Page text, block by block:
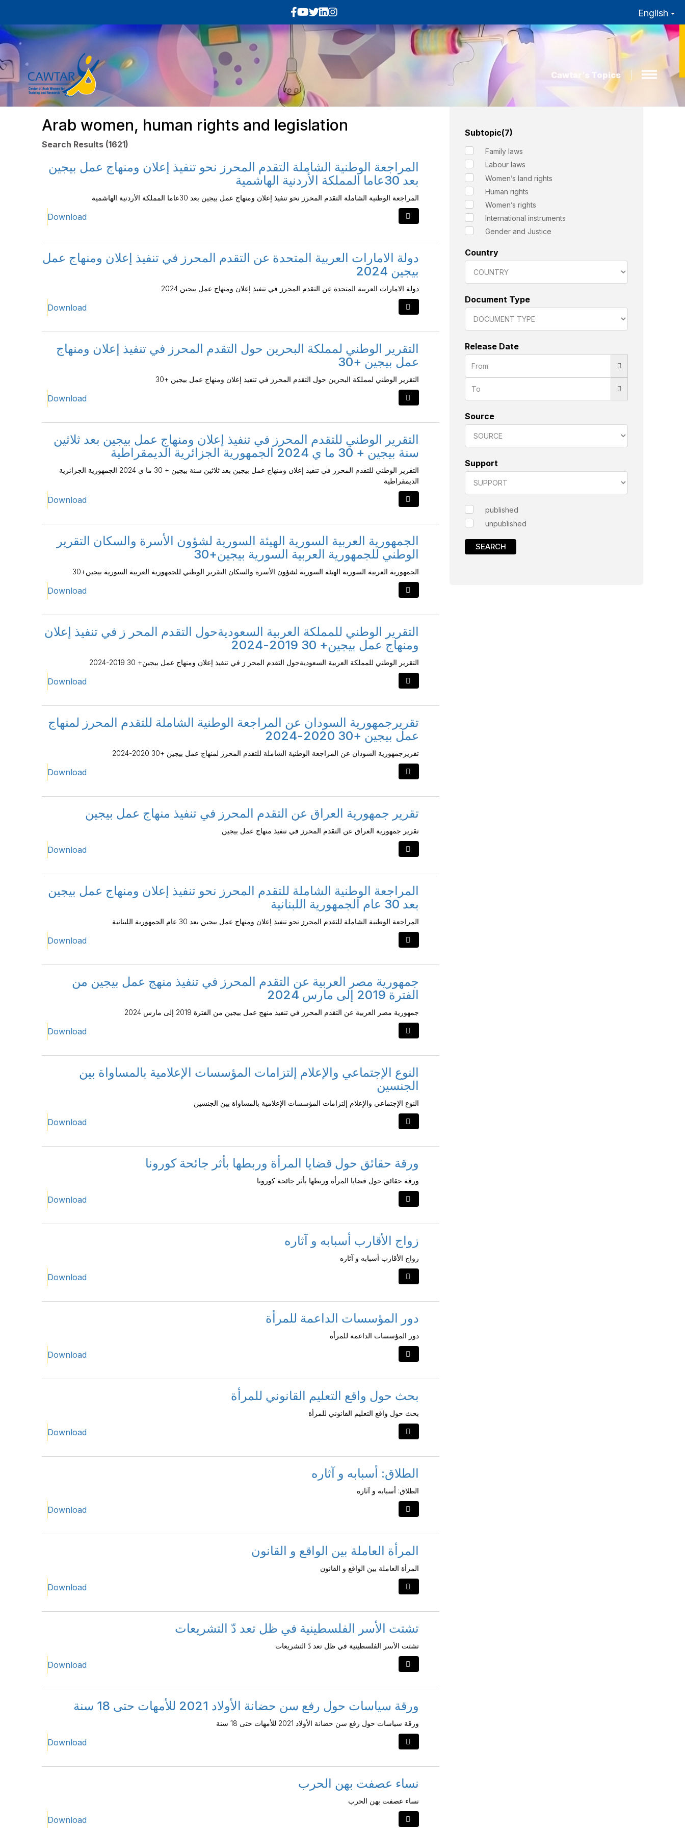
English
Cawtar’s Topics
Arab women, human rights and legislation
Search Results (1621)
المراجعة الوطنية الشاملة التقدم المحرز نحو تنفيذ إعلان ومنهاج عمل بيجين
بعد 30عاما المملكة الأردنية الهاشمية
المراجعة الوطنية الشاملة التقدم المحرز نحو تنفيذ إعلان ومنهاج عمل بيجين بعد 30عاما المملكة الأردنية الهاشمية
Download
دولة الامارات العربية المتحدة عن التقدم المحرز في تنفيذ إعلان ومنهاج عمل
بيجين 2024
دولة الامارات العربية المتحدة عن التقدم المحرز في تنفيذ إعلان ومنهاج عمل بيجين 2024
Download
التقرير الوطني لمملكة البحرين حول التقدم المحرز في تنفيذ إعلان ومنهاج
عمل بيجين +30
التقرير الوطني لمملكة البحرين حول التقدم المحرز في تنفيذ إعلان ومنهاج عمل بيجين +30
Download
التقرير الوطني للتقدم المحرز في تنفيذ إعلان ومنهاج عمل بيجين بعد ثلاثين
سنة بيجين + 30 ما ي 2024 الجمهورية الجزائرية الديمقراطية
التقرير الوطني للتقدم المحرز في تنفيذ إعلان ومنهاج عمل بيجين بعد ثلاثين سنة بيجين + 30 ما ي 2024 الجمهورية الجزائرية
الديمقراطية
Download
الجمهورية العربية السورية الهيئة السورية لشؤون الأسرة والسكان التقرير
الوطني للجمهورية العربية السورية بيجين+30
الجمهورية العربية السورية الهيئة السورية لشؤون الأسرة والسكان التقرير الوطني للجمهورية العربية السورية بيجين+30
Download
التقرير الوطني للمملكة العربية السعوديةحول التقدم المحر ز في تنفيذ إعلان
ومنهاج عمل بيجين+ 30 2019-2024
التقرير الوطني للمملكة العربية السعوديةحول التقدم المحر ز في تنفيذ إعلان ومنهاج عمل بيجين+ 30 2019-2024
Download
تقريرجمهورية السودان عن المراجعة الوطنية الشاملة للتقدم المحرز لمنهاج
عمل بيجين +30 2020-2024
تقريرجمهورية السودان عن المراجعة الوطنية الشاملة للتقدم المحرز لمنهاج عمل بيجين +30 2020-2024
Download
تقرير جمهورية العراق عن التقدم المحرز في تنفيذ منهاج عمل بيجين
تقرير جمهورية العراق عن التقدم المحرز في تنفيذ منهاج عمل بيجين
Download
المراجعة الوطنية الشاملة للتقدم المحرز نحو تنفيذ إعلان ومنهاج عمل بيجين
بعد 30 عام الجمهورية اللبنانية
المراجعة الوطنية الشاملة للتقدم المحرز نحو تنفيذ إعلان ومنهاج عمل بيجين بعد 30 عام الجمهورية اللبنانية
Download
جمهورية مصر العربية عن التقدم المحرز في تنفيذ منهج عمل بيجين من
الفترة 2019 إلى مارس 2024
جمهورية مصر العربية عن التقدم المحرز في تنفيذ منهج عمل بيجين من الفترة 2019 إلى مارس 2024
Download
النوع الإجتماعي والإعلام إلتزامات المؤسسات الإعلامية بالمساواة بين
الجنسين
النوع الإجتماعي والإعلام إلتزامات المؤسسات الإعلامية بالمساواة بين الجنسين
Download
ورقة حقائق حول قضايا المرأة وربطها بأثر جائحة كورونا
ورقة حقائق حول قضايا المرأة وربطها بأثر جائحة كورونا
Download
زواج الأقارب أسبابه و آثاره
زواج الأقارب أسبابه و آثاره
Download
دور المؤسسات الداعمة للمرأة
دور المؤسسات الداعمة للمرأة
Download
بحث حول واقع التعليم القانوني للمرأة
بحث حول واقع التعليم القانوني للمرأة
Download
الطلاق: أسبابه و آثاره
الطلاق: أسبابه و آثاره
Download
المرأة العاملة بين الواقع و القانون
المرأة العاملة بين الواقع و القانون
Download
تشتت الأسر الفلسطينية في ظل تعد دّ التشريعات
تشتت الأسر الفلسطينية في ظل تعد دّ التشريعات
Download
ورقة سياسات حول رفع سن حضانة الأولاد 2021 للأمهات حتى 18 سنة
ورقة سياسات حول رفع سن حضانة الأولاد 2021 للأمهات حتى 18 سنة
Download
نساء عصفت بهن الحرب
نساء عصفت بهن الحرب
Download
Subtopic(7)
Family laws
Labour laws
Women’s land rights
Human rights
Women’s rights
International instruments
Gender and Justice
Country
Document Type
Release Date
Source
Support
published
unpublished
SEARCH